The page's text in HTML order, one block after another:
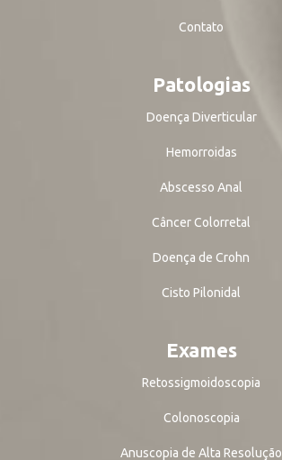
Contato
Patologias
Doença Diverticular
Hemorroidas
Abscesso Anal
Câncer Colorretal
Doença de Crohn
Cisto Pilonidal
Exames
Retossigmoidoscopia
Colonoscopia
Anuscopia de Alta Resolução